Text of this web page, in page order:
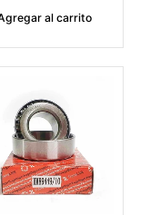
al carrito